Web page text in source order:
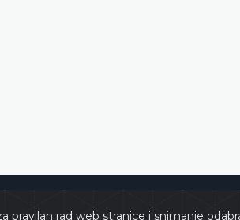
pravilan rad web stranice i snimanje